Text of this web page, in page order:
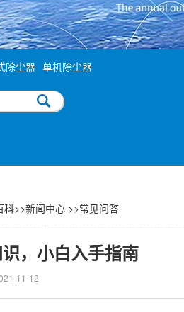
除尘器 单机除尘器
科>>新闻中心 >>常见问答
，小白入手指南
11-12